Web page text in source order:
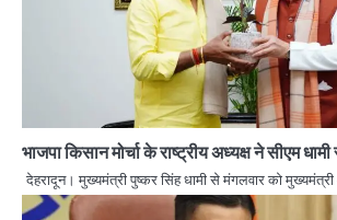
भाजपा किसान मोर्चा के राष्ट्रीय अध्यक्ष ने सीएम
देहरादून। मुख्यमंत्री पुष्कर सिंह धामी से मंगलवार को